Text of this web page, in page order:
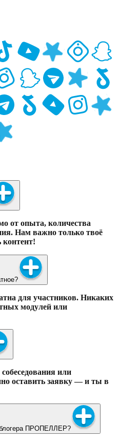
от опыта, количества
Нам важно только твоё
контент!
для участников. Никаких
модулей или
или
оставить заявку — и ты в
блогера ПРОПЕЛЛЕР?